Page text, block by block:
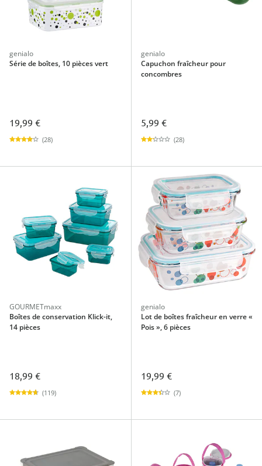
genialo
Série de boîtes, 10 pièces vert
19,99 €
(28)
genialo
Capuchon fraîcheur pour
concombres
5,99 €
(28)
GOURMETmaxx
Boîtes de conservation Klick-it,
14 pièces
18,99 €
(119)
genialo
Lot de boîtes fraîcheur en verre «
Pois », 6 pièces
19,99 €
(7)